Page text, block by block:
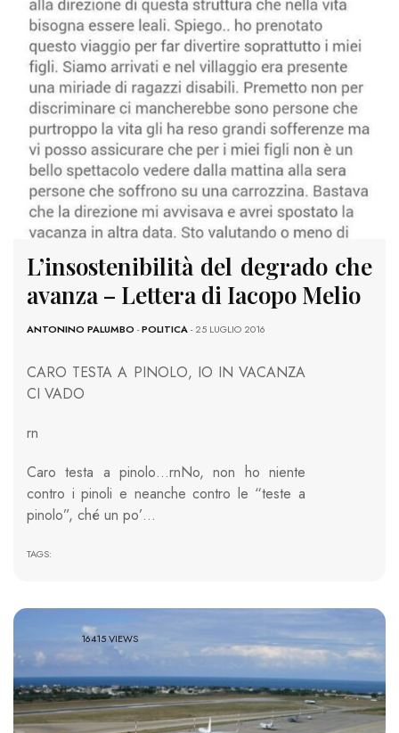
L’insostenibilità del degrado che
avanza – Lettera di Iacopo Melio
ANTONINO PALUMBO -POLITICA- 25 LUGLIO 2016
CARO TESTA A PINOLO, IO IN VACANZA
CI VADO
rn
Caro testa a pinolo…rnNo, non ho niente
contro i pinoli e neanche contro le “teste a
pinolo”, ché un po’…
TAGS:
16415 VIEWS